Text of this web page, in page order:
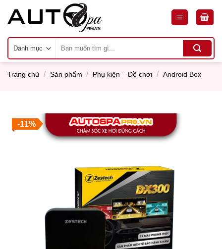
kiếm:
Trang chủ / Sản phẩm / Phụ kiện – Đồ chơi / Android Box
-11%